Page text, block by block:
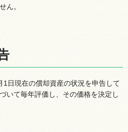
ん。
日現在の償却資産の状況を申告して
いて毎年評価し、その価格を決定し